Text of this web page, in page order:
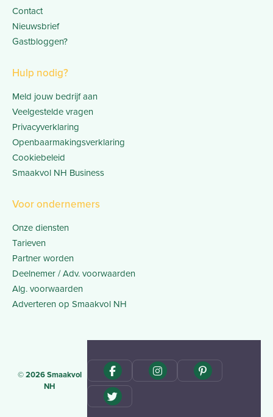
Contact
Nieuwsbrief
Gastbloggen?
Hulp nodig?
Meld jouw bedrijf aan
Veelgestelde vragen
Privacyverklaring
Openbaarmakingsverklaring
Cookiebeleid
Smaakvol NH Business
Voor ondernemers
Onze diensten
Tarieven
Partner worden
Deelnemer / Adv. voorwaarden
Alg. voorwaarden
Adverteren op Smaakvol NH
© 2026 Smaakvol
NH